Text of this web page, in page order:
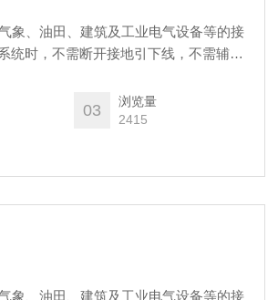
象、油田、建筑及工业电气设备等的接
统时，不需断开接地引下线，不需辅助
03
浏览量
2415
象、油田、建筑及工业电气设备等的接